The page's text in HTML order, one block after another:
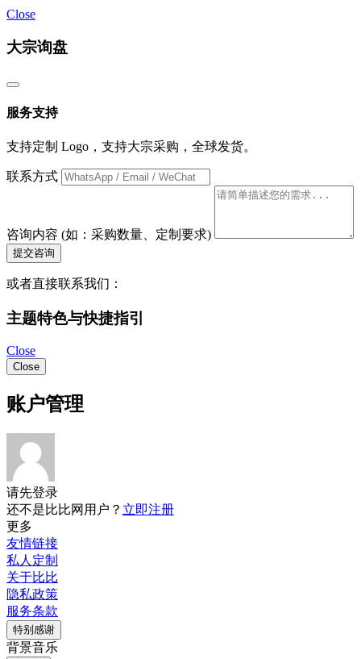
Close
大宗询盘
服务支持
支持定制 Logo，支持大宗采购，全球发货。
联系方式
咨询内容 (如：采购数量、定制要求)
提交咨询
或者直接联系我们：
主题特色与快捷指引
Close
Close
账户管理
请先登录
还不是比比网用户？ 立即注册
更多
友情链接
私人定制
关于比比
隐私政策
服务条款
特别感谢
背景音乐